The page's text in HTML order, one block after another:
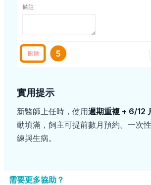
實用提示
新醫師上任時，使用週期重複 + 6/12
動填滿，飼主可提前數月預約。一次
練與生病。
需要更多協助？